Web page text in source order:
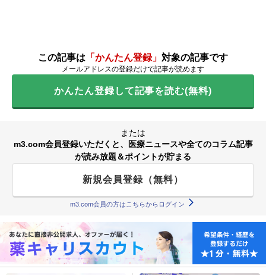
この記事は 「かんたん登録」 対象の記事です
メールアドレスの登録だけで記事が読めます
かんたん登録して記事を読む(無料)
または
m3.com会員登録いただくと、医療ニュースや全てのコラム記事
が読み放題＆ポイントが貯まる
新規会員登録（無料）
m3.com会員の方はこちらからログイン